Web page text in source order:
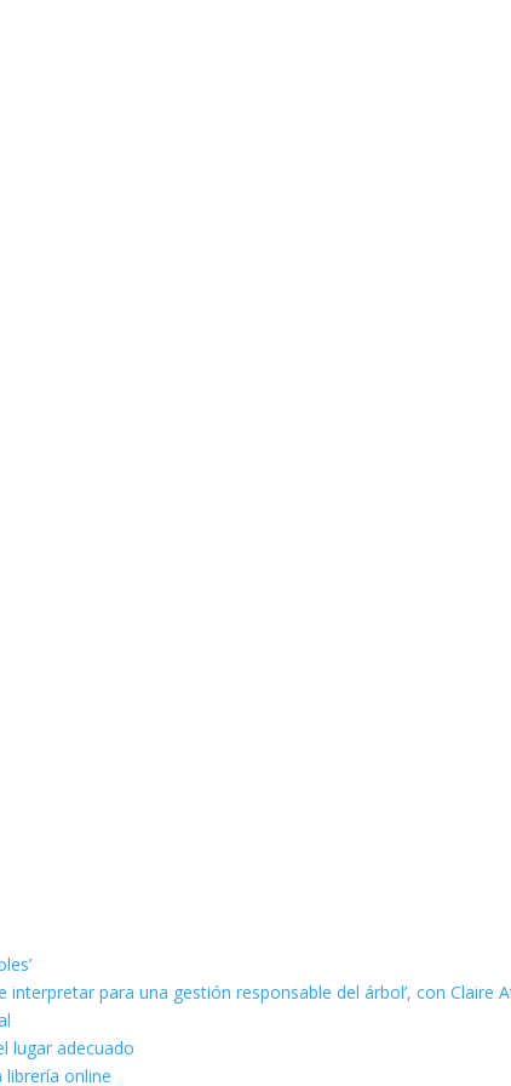
interpretar para una gestión responsable del árbol’, con Claire
lugar adecuado
librería online